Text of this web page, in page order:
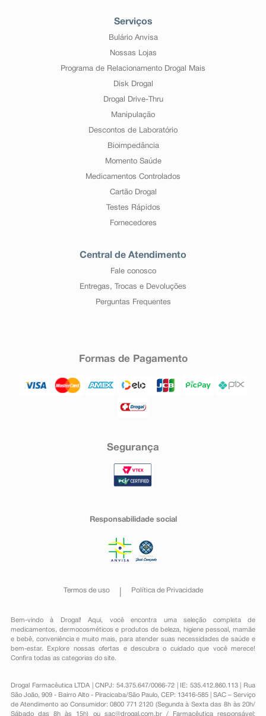
Serviços
Bulário Anvisa
Nossas Lojas
Programa de Relacionamento Drogal Mais
Disk Drogal
Drogal Drive-Thru
Manipulação
Descontos de Laboratório
Bioimpedância
Momento Saúde
Medicamentos Controlados
Cartão Drogal
Testes Rápidos
Fornecedores
Central de Atendimento
Fale conosco
Entregas, Trocas e Devoluções
Perguntas Frequentes
Formas de Pagamento
Segurança
Responsabilidade social
Termos de uso Política de Privacidade
Bem-vindo à Drogal! Aqui, você encontra uma seleção completa de
medicamentos , dermocosméticos e produtos de beleza, higiene pessoal ,mamãe
e bebê, conveniênciae muito mais, para atender suas necessidades de saúde e
bem-estar. Explore nossas ofertas e descubra o cuidado que você merece!
Confira todas as categorias do site.
Drogal Farmacêutica LTDA | CNPJ: 54.375.647/0066-72 | IE: 535.412.860.113 | Rua
São João, 909 - Bairro Alto - Piracicaba/São Paulo, CEP: 13416-585 | SAC – Serviço
de Atendimento ao Consumidor: 0800 771 2120 (Segunda à Sexta das 8h às 20h/
Sábado das 8h às 15h) ou sac@drogal.com.br/ Farmacêutica responsável: